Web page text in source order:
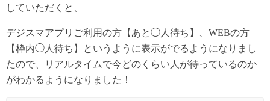
していただくと、
デジスマアプリご利用の方【あと◯人待ち】、WEBの方
【枠内◯人待ち】というように表示がでるようになりまし
たので、リアルタイムで今どのくらい人が待っているのか
がわかるようになりました！